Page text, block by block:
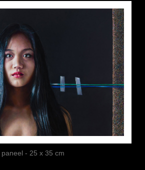
- 25 x 35 cm